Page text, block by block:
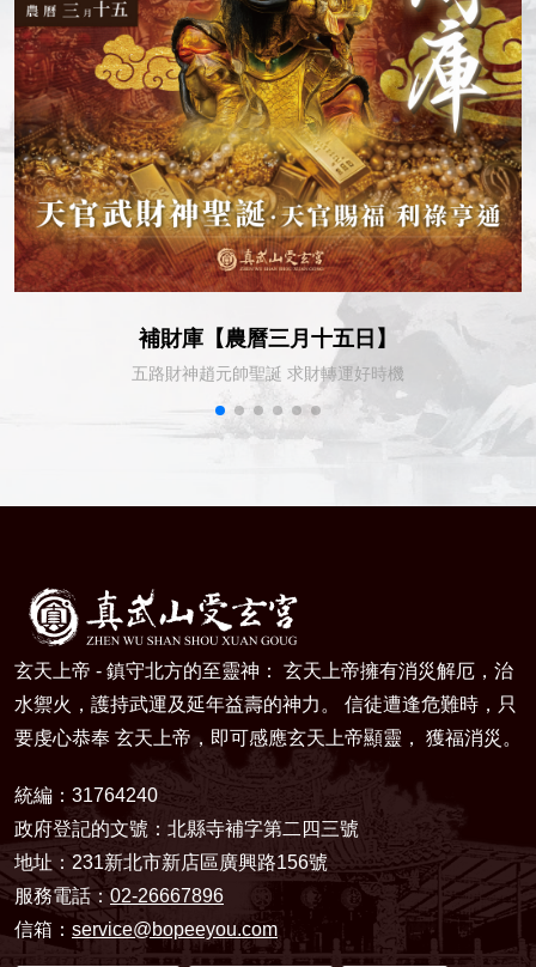
補財庫【農曆三月十五日】
五路財神趙元帥聖誕 求財轉運好時機
玄天上帝 - 鎮守北方的至靈神： 玄天上帝擁有消災解厄，治
水禦火，護持武運及延年益壽的神力。 信徒遭逢危難時，只
要虔心恭奉 玄天上帝，即可感應玄天上帝顯靈， 獲福消災。
統編：31764240
政府登記的文號：北縣寺補字第二四三號
地址：231新北市新店區廣興路156號
服務電話：02-26667896
信箱： service@bopeeyou.com